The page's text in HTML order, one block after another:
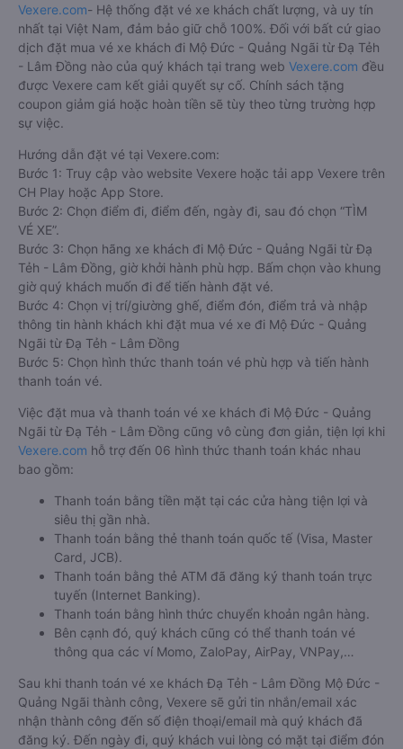
Vexere.com- Hệ thống đặt vé xe khách chất lượng, và uy tín
nhất tại Việt Nam, đảm bảo giữ chỗ 100%. Đối với bất cứ giao
dịch đặt mua vé xe khách đi Mộ Đức - Quảng Ngãi từ Đạ Tẻh
- Lâm Đồng nào của quý khách tại trang web Vexere.com đều
được Vexere cam kết giải quyết sự cố. Chính sách tặng
coupon giảm giá hoặc hoàn tiền sẽ tùy theo từng trường hợp
sự việc.
Hướng dẫn đặt vé tại Vexere.com:
Bước 1: Truy cập vào website Vexere hoặc tải app Vexere trên
CH Play hoặc App Store.
Bước 2: Chọn điểm đi, điểm đến, ngày đi, sau đó chọn “TÌM
VÉ XE”.
Bước 3: Chọn hãng xe khách đi Mộ Đức - Quảng Ngãi từ Đạ
Tẻh - Lâm Đồng, giờ khởi hành phù hợp. Bấm chọn vào khung
giờ quý khách muốn đi để tiến hành đặt vé.
Bước 4: Chọn vị trí/giường ghế, điểm đón, điểm trả và nhập
thông tin hành khách khi đặt mua vé xe đi Mộ Đức - Quảng
Ngãi từ Đạ Tẻh - Lâm Đồng
Bước 5: Chọn hình thức thanh toán vé phù hợp và tiến hành
thanh toán vé.
Việc đặt mua và thanh toán vé xe khách đi Mộ Đức - Quảng
Ngãi từ Đạ Tẻh - Lâm Đồng cũng vô cùng đơn giản, tiện lợi khi
Vexere.com hỗ trợ đến 06 hình thức thanh toán khác nhau
bao gồm:
Thanh toán bằng tiền mặt tại các cửa hàng tiện lợi và
siêu thị gần nhà.
Thanh toán bằng thẻ thanh toán quốc tế (Visa, Master
Card, JCB).
Thanh toán bằng thẻ ATM đã đăng ký thanh toán trực
tuyến (Internet Banking).
Thanh toán bằng hình thức chuyển khoản ngân hàng.
Bên cạnh đó, quý khách cũng có thể thanh toán vé
thông qua các ví Momo, ZaloPay, AirPay, VNPay,…
Sau khi thanh toán vé xe khách Đạ Tẻh - Lâm Đồng Mộ Đức -
Quảng Ngãi thành công, Vexere sẽ gửi tin nhắn/email xác
nhận thành công đến số điện thoại/email mà quý khách đã
đăng ký. Đến ngày đi, quý khách vui lòng có mặt tại điểm đón